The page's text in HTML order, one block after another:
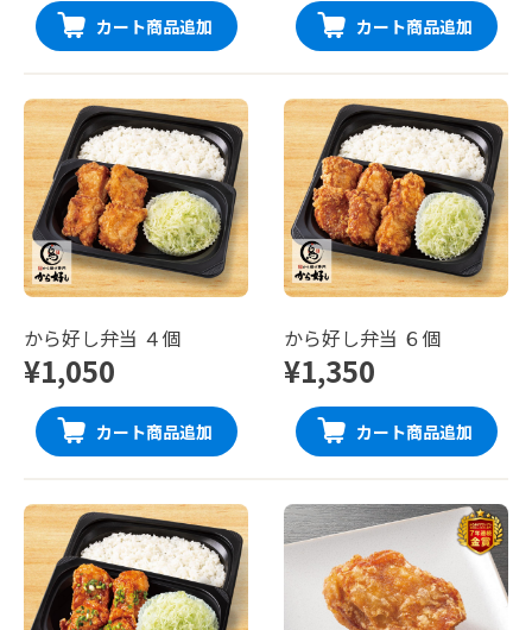
カート商品追加 カート商品追加
から好し弁当 ４個
¥1,050
カート商品追加
から好し弁当 ６個
¥1,350
カート商品追加